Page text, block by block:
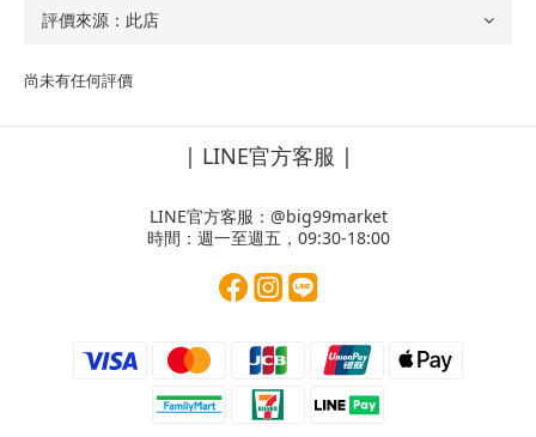
尚未有任何評價
| LINE官方客服 |
LINE官方客服： @big99market
時間：週一至週五，09:30-18:00